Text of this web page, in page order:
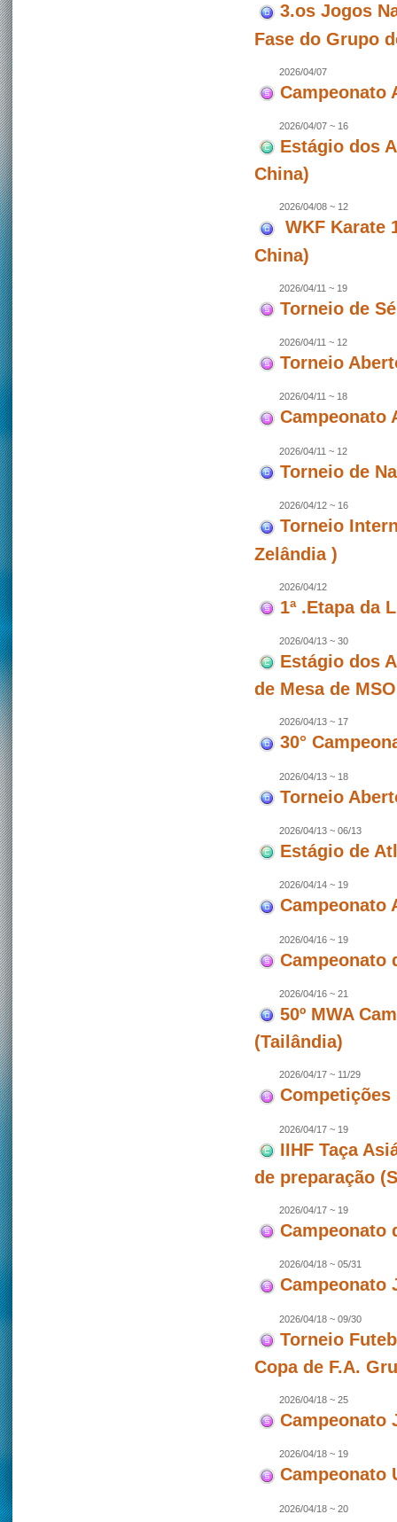
3.os Jogos
Fase do Grupo
2026/04/07
Campeonato
2026/04/07 ~ 16
Estágio dos
China)
2026/04/08 ~ 12
WKF Karate
China)
2026/04/11 ~ 19
Torneio de
2026/04/11 ~ 12
Torneio
2026/04/11 ~ 18
Campeonato
2026/04/11 ~ 12
Torneio de
2026/04/12 ~ 16
Torneio
Zelândia )
2026/04/12
1ª .Etapa da
2026/04/13 ~ 30
Estágio dos
de Mesa de
2026/04/13 ~ 17
30°
2026/04/13 ~ 18
Torneio
2026/04/13 ~ 06/13
Estágio de
2026/04/14 ~ 19
Campeonato
2026/04/16 ~ 19
Campeonato
2026/04/16 ~ 21
50º MWA
(Tailândia)
2026/04/17 ~ 11/29
Competições
2026/04/17 ~ 19
IIHF Taça
de preparação
2026/04/17 ~ 19
Campeonato
2026/04/18 ~ 05/31
Campeonato
2026/04/18 ~ 09/30
Torneio
Copa de F.A.
2026/04/18 ~ 25
Campeonato
2026/04/18 ~ 19
Campeonato
2026/04/18 ~ 20